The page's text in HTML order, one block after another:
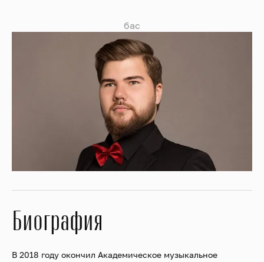
бас
Биография
В 2018 году окончил Академическое музыкальное